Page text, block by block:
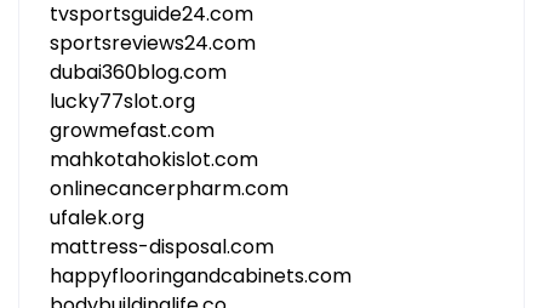
tvsportsguide24.com
sportsreviews24.com
dubai360blog.com
lucky77slot.org
growmefast.com
mahkotahokislot.com
onlinecancerpharm.com
ufalek.org
mattress-disposal.com
happyflooringandcabinets.com